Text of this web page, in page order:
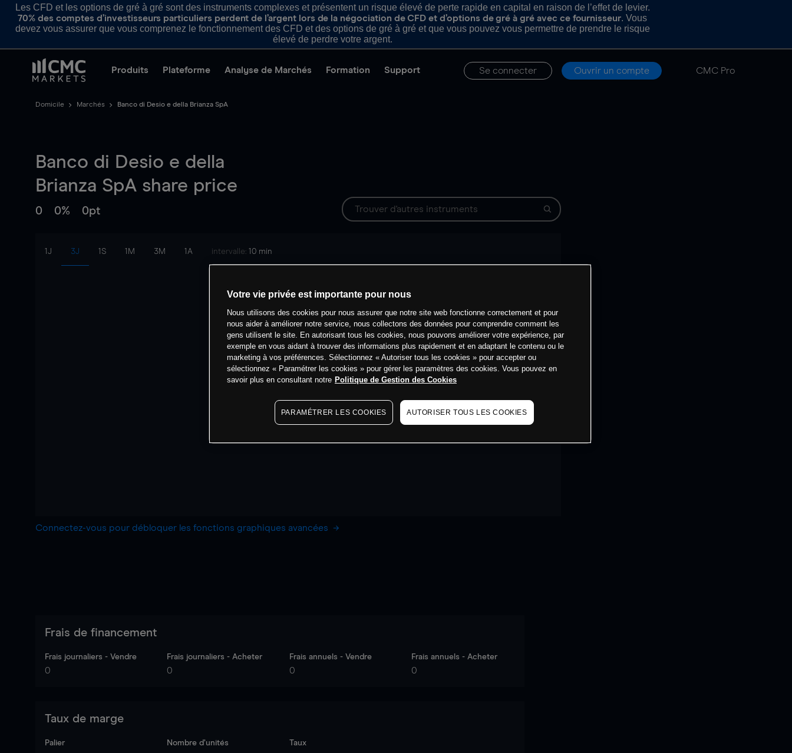
Les CFD et les options de gré à gré sont des instruments complexes et présentent un risque élevé de perte rapide en capital en raison de l’effet de levier.
70% des comptes d’investisseurs particuliers perdent de l’argent lors de la négociation de CFD et d’options de gré à gré avec ce fournisseur. Vous
devez vous assurer que vous comprenez le fonctionnement des CFD et des options de gré à gré et que vous pouvez vous permettre de prendre le risque
élevé de perdre votre argent.
Produits Plateforme Analyse de Marchés Formation Support Se connecter Ouvrir un compte CMC Pro
Domicile Marchés Banco di Desio e della Brianza SpA
Banco di Desio e della
Brianza SpA share price
0 0% 0pt
1J 3J 1S 1M 3M 1A intervalle: 10 min
Connectez-vous pour débloquer les fonctions graphiques avancées
Frais de financement
Frais journaliers - Vendre
0
Frais journaliers - Acheter
0
Frais annuels - Vendre
0
Frais annuels - Acheter
0
Taux de marge
Palier Nombre d’unités Taux
Votre vie privée est importante pour nous
Nous utilisons des cookies pour nous assurer que notre site web fonctionne correctement et pour
nous aider à améliorer notre service, nous collectons des données pour comprendre comment les
gens utilisent le site. En autorisant tous les cookies, nous pouvons améliorer votre expérience, par
exemple en vous aidant à trouver des informations plus rapidement et en adaptant le contenu ou le
marketing à vos préférences. Sélectionnez « Autoriser tous les cookies » pour accepter ou
sélectionnez « Paramétrer les cookies » pour gérer les paramètres des cookies. Vous pouvez en
savoir plus en consultant notre Politique de Gestion des Cookies
PARAMÉTRER LES COOKIES AUTORISER TOUS LES COOKIES